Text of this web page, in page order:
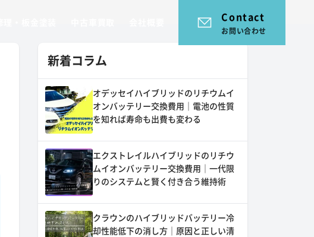
Contact
お問い合わせ
新着コラム
オデッセイハイブリッドのリチウムイ
オンバッテリー交換費用｜電池の性質
を知れば寿命も出費も変わる
エクストレイルハイブリッドのリチウ
ムイオンバッテリー交換費用｜一代限
りのシステムと賢く付き合う維持術
クラウンのハイブリッドバッテリー冷
却性能低下の消し方｜原因と正しい清